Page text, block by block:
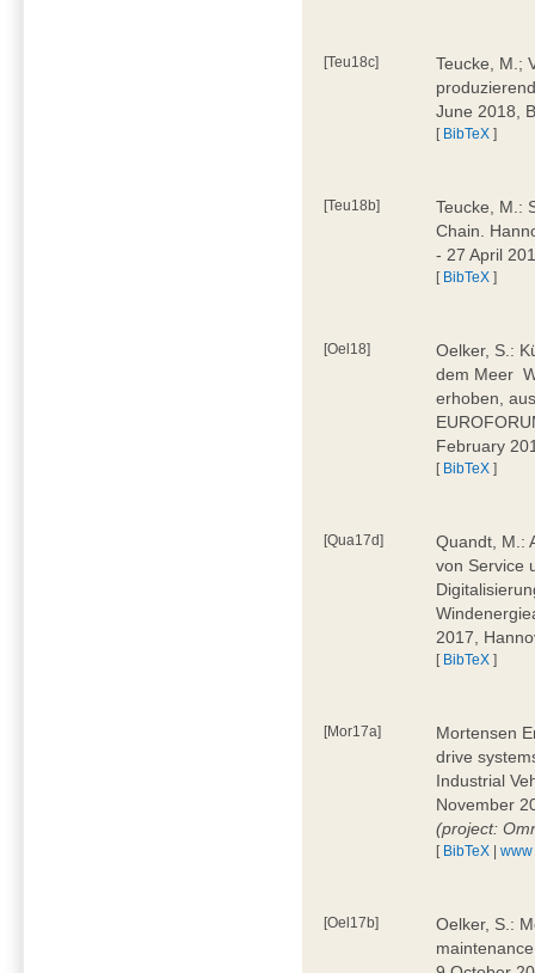
[Teu18c]
Teucke, M.;
June 2018,
[ BibTeX ]
[Teu18b]
Teucke, M.:
Chain.
- 27 April
[ BibTeX ]
[Oel18]
Oelker, S.:
dem Meer 
erhoben,
February
[ BibTeX ]
[Qua17d]
Quandt, M.:
von Service
2017,
[ BibTeX ]
[Mor17a]
Mortensen
drive
Industrial
November
(project:
[ BibTeX |www
[Oel17b]
Oelker, S.: